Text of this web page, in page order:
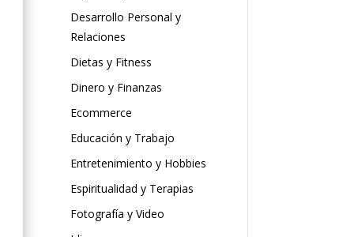
Desarrollo Personal y
Relaciones
Dietas y Fitness
Dinero y Finanzas
Ecommerce
Educación y Trabajo
Entretenimiento y Hobbies
Espiritualidad y Terapias
Fotografía y Video